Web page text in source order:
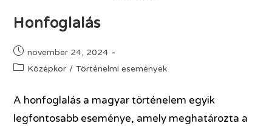
Honfoglalás
november 24, 2024
Középkor / Történelmi események
A honfoglalás a magyar történelem egyik
legfontosabb eseménye, amely meghatározta a